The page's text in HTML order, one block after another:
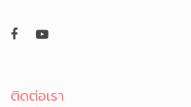
ติดต่อเรา